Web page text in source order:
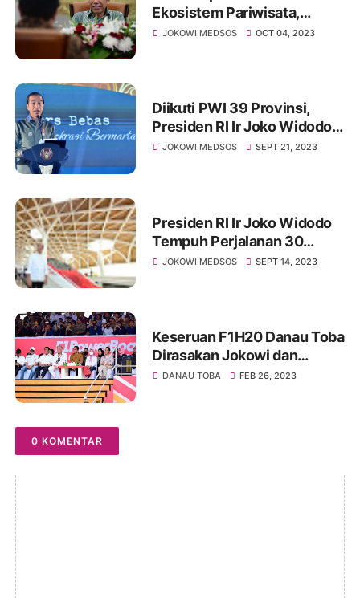
Ekosistem Pariwisata,
Presiden Instruksikan
JOKOWI MEDSOS OCT 04, 2023
Diikuti PWI 39 Provinsi,
Presiden RI Ir Joko Widodo
Direncanakan Buka Kongres
JOKOWI MEDSOS SEPT 21, 2023
Presiden RI Ir Joko Widodo
Tempuh Perjalanan 30
Menit dari Jakarta Ke
JOKOWI MEDSOS SEPT 14, 2023
Keseruan F1H20 Danau Toba
Dirasakan Jokowi dan
Masyarakat Puluhan Ribu
DANAU TOBA FEB 26, 2023
0 KOMENTAR